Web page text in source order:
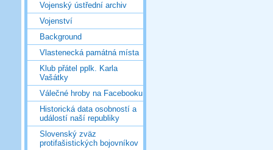
Vojenský ústřední archiv
Vojenství
Background
Vlastenecká památná místa
Klub přátel pplk. Karla
Vašátky
Válečné hroby na Facebooku
Historická data osobností a
událostí naší republiky
Slovenský zväz
protifašistických bojovníkov